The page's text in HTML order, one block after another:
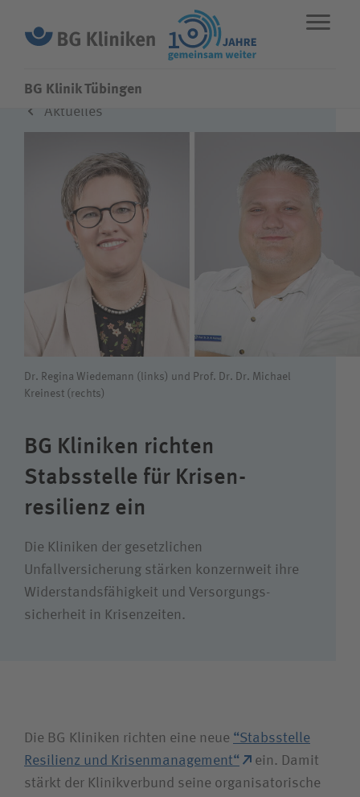
STANDORTE
Fachbereiche
Leistungen
Über uns
Karriere
Suchwert
Ich bin
Unfallversicherungsträger
Zuweiserin / Zuweiser
BG Klinik Tübingen
Aktuelles
Dr. Regina Wiedemann (links) und Prof. Dr. Dr. Michael
Kreinest (rechts)
BG Kliniken richten
Stabsstelle für Krisen­
resilienz ein
Die Kliniken der gesetzlichen
Unfallversicherung stärken konzernweit ihre
Widerstands­fähigkeit und Versorgungs­
sicherheit in Krisenzeiten.
Die BG Kliniken richten eine neue “Stabsstelle
Resilienz und Krisenmanagement“
ein. Damit
stärkt der Klinikverbund seine organisatorische